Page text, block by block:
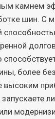
камнем
шин. С
более
высоким